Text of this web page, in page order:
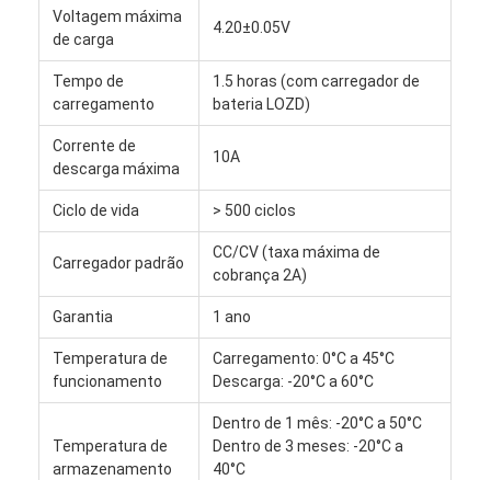
bateria do lítio lifepo4
baterias recarregáveis do íon do lítio
Lithium Polymer Battery
baterias de armazenamento da energia
NiCd recarregáveis
LCD Carregador de Bateria
baterias de NiMH
packs de bateria de íon de lítio
Voltagem máxima
de carga
4.20±0.05V
Tempo de
carregamento
1.5 horas (com carregador de
bateria LOZD)
Corrente de
descarga máxima
10A
Ciclo de vida > 500 ciclos
Carregador padrão
CC/CV (taxa máxima de
cobrança 2A)
Garantia 1 ano
Temperatura de
funcionamento
Carregamento: 0°C a 45°C
Descarga: -20°C a 60°C
Temperatura de
armazenamento
Dentro de 1 mês: -20°C a 50°C
Dentro de 3 meses: -20°C a
40°C